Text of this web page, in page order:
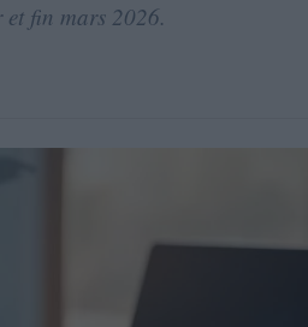
fin mars 2026.